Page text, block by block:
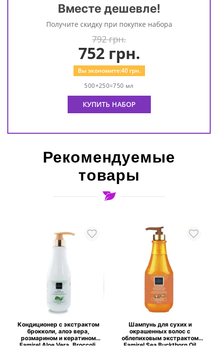
Вместе дешевле!
Получите скидку при покупке набора
792 грн.
752грн.
Вы экономите:40грн.
500+250=750 мл
КУПИТЬ НАБОР
Рекомендуемые
товары
Кондиционер с экстрактом
брокколи, алоэ вера,
розмарином и кератином
Famirel Aloe Vera, Broccoli,
Шампунь для сухих и
окрашенных волос с
облепиховым экстрактом
Famirel Sea Buckthorn Oil